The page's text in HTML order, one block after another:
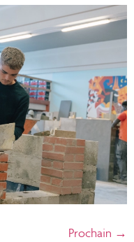
Prochain →